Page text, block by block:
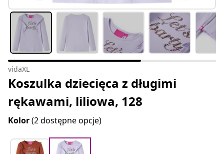
vidaXL
Koszulka dziecięca z długimi
rękawami, liliowa, 128
Kolor(2 dostępne opcje)